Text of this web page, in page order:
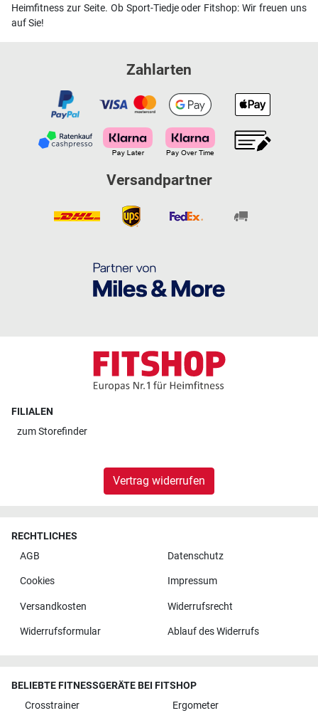
Heimfitness zur Seite. Ob Sport-Tiedje oder Fitshop: Wir freuen uns
auf Sie!
Zahlarten
Versandpartner
FILIALEN
zumStorefinder
Vertrag widerrufen
RECHTLICHES
AGB
Datenschutz
Cookies Impressum
Versandkosten Widerrufsrecht
Widerrufsformular Ablauf des Widerrufs
BELIEBTE FITNESSGERÄTE BEI FITSHOP
Crosstrainer
Ergometer